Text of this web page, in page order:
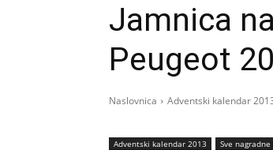
Jamnica
Peugeot
Naslovnica Adventski kalendar
Adventski kalendar 2013 Sve